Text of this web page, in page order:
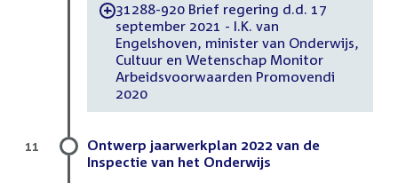
-31288-920 Brief regering d.d. 17
september 2021 - I.K. van
Engelshoven, minister van Onderwijs,
Cultuur en Wetenschap Monitor
Arbeidsvoorwaarden Promovendi
2020
Ontwerp jaarwerkplan 2022 van de
Inspectie van het Onderwijs
11